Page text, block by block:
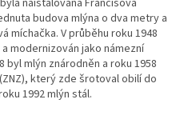
naistalována Francisova
budova mlýna o dva metry a
míchačka. V průběhu roku 1948
modernizován jako námezní
mlýn znárodněn a roku 1958
který zde šrotoval obilí do
1992 mlýn stál.